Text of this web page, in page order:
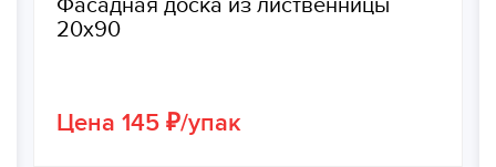
Фасадная доска из лиственницы
20х90
Цена 145 ₽/упак